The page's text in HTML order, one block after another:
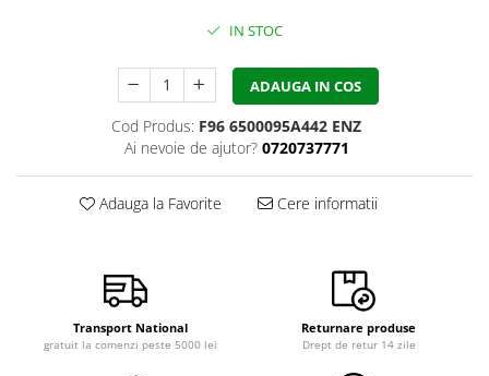
IN STOC
ADAUGA IN COS
Cod Produs: F96 6500095A442 ENZ
Ai nevoie de ajutor? 0720737771
Adauga la Favorite Cere informatii
Transport National
gratuit la comenzi peste 5000 lei
Returnare produse
Drept de retur 14 zile